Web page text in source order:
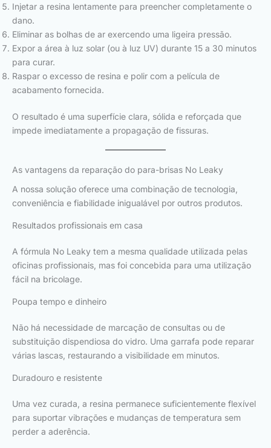
Injetar a resina lentamente para preencher completamente o
dano.
Eliminar as bolhas de ar exercendo uma ligeira pressão.
Expor a área à luz solar (ou à luz UV) durante 15 a 30 minutos
para curar.
Raspar o excesso de resina e polir com a película de
acabamento fornecida.
O resultado é uma superfície clara, sólida e reforçada que
impede imediatamente a propagação de fissuras.
As vantagens da reparação do para-brisas No Leaky
A nossa solução oferece uma combinação de tecnologia,
conveniência e fiabilidade inigualável por outros produtos.
Resultados profissionais em casa
A fórmula No Leaky tem a mesma qualidade utilizada pelas
oficinas profissionais, mas foi concebida para uma utilização
fácil na bricolage.
Poupa tempo e dinheiro
Não há necessidade de marcação de consultas ou de
substituição dispendiosa do vidro. Uma garrafa pode reparar
várias lascas, restaurando a visibilidade em minutos.
Duradouro e resistente
Uma vez curada, a resina permanece suficientemente flexível
para suportar vibrações e mudanças de temperatura sem
perder a aderência.